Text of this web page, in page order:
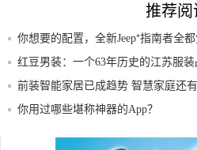
推荐阅
你想要的配置，全新Jeep⁺指南者全
送
红豆男装：一个63年历史的江苏服装
内在
前装智能家居已成趋势 智慧家庭还
远？
你用过哪些堪称神器的App？